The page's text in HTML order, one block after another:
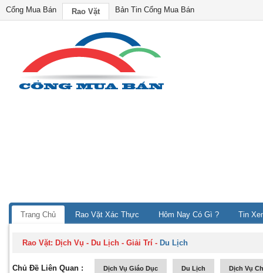
Cổng Mua Bán Rao Vặt Bản Tin Cổng Mua Bán
Trang Chủ Rao Vặt Xác Thực Hôm Nay Có Gì ? Tin
Rao Vặt: Dịch Vụ - Du Lịch - Giải Trí - Du Lịch
Chủ Đề Liên Quan : Dịch Vụ Giáo Dục Du Lịch Dịch Vụ